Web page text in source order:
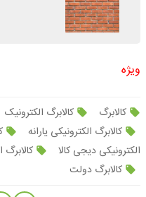
ویژه
کالابرگ کالابرگ الکترونیک
کالابرگ الکترونیکی یارانه
الکترونیکی دیجی کالا
کالابرگ دولت